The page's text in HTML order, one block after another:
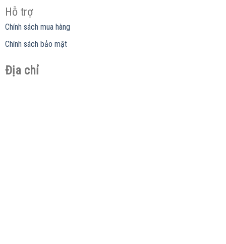
Hỗ trợ
Chính sách mua hàng
Chính sách bảo mật
Địa chỉ